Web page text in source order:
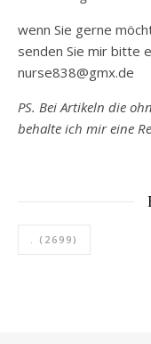
wenn Sie gerne
senden Sie mir bitte
nurse838@gmx.de
PS. Bei Artikeln die
behalte ich mir eine
. (2699)